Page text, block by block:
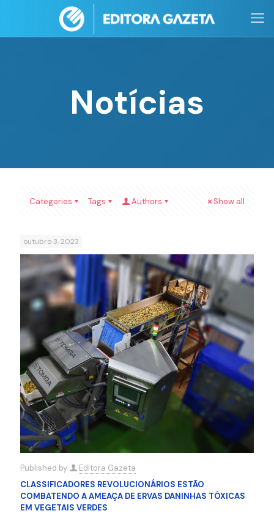
Notícias
Categories Tags Authors Show all
outubro 3, 2023
Published by
Editora Gazeta
CLASSIFICADORES REVOLUCIONÁRIOS ESTÃO
COMBATENDO A AMEAÇA DE ERVAS DANINHAS TÓXICAS
EM VEGETAIS VERDES